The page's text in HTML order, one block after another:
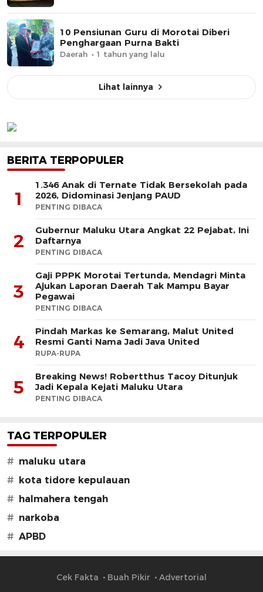
10 Pensiunan Guru di Morotai Diberi
Penghargaan Purna Bakti
Daerah 1 tahun yang lalu
Lihat lainnya
BERITA TERPOPULER
1
1.346 Anak di Ternate Tidak Bersekolah pada
2026, Didominasi Jenjang PAUD
PENTING DIBACA
2
Gubernur Maluku Utara Angkat 22 Pejabat, Ini
Daftarnya
PENTING DIBACA
3
Gaji PPPK Morotai Tertunda, Mendagri Minta
Ajukan Laporan Daerah Tak Mampu Bayar
Pegawai
PENTING DIBACA
4
Pindah Markas ke Semarang, Malut United
Resmi Ganti Nama Jadi Java United
RUPA-RUPA
5
Breaking News! Robertthus Tacoy Ditunjuk
Jadi Kepala Kejati Maluku Utara
PENTING DIBACA
TAG TERPOPULER
# maluku utara
# kota tidore kepulauan
# halmahera tengah
# narkoba
# APBD
Cek Fakta Buah Pikir Advertorial